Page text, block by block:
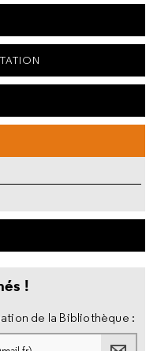
!
de la Bibliothèque :